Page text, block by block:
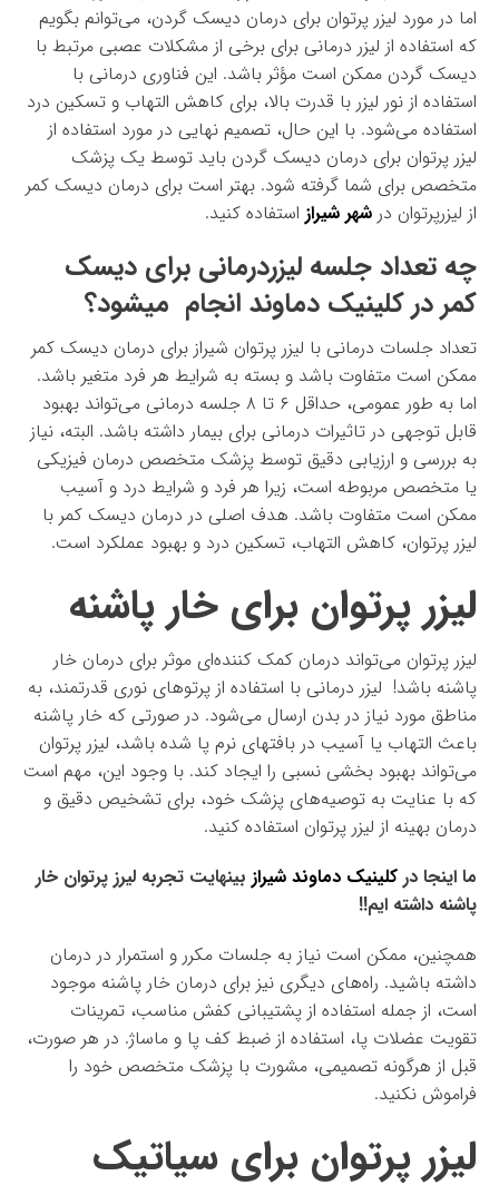
اما در مورد لیزر پرتوان برای درمان دیسک گردن، می‌توانم بگویم
که استفاده از لیزر درمانی برای برخی از مشکلات عصبی مرتبط با
دیسک گردن ممکن است مؤثر باشد. این فناوری درمانی با
استفاده از نور لیزر با قدرت بالا، برای کاهش التهاب و تسکین درد
استفاده می‌شود. با این حال، تصمیم نهایی در مورد استفاده از
لیزر پرتوان برای درمان دیسک گردن باید توسط یک پزشک
متخصص برای شما گرفته شود. بهتر است برای درمان دیسک کمر
از لیزرپرتوان در شهر شیراز استفاده کنید.
چه تعداد جلسه لیزردرمانی برای دیسک
کمر در کلینیک دماوند انجام میشود؟
تعداد جلسات درمانی با لیزر پرتوان شیراز برای درمان دیسک کمر
ممکن است متفاوت باشد و بسته به شرایط هر فرد متغیر باشد.
اما به طور عمومی، حداقل ۶ تا ۸ جلسه درمانی می‌تواند بهبود
قابل توجهی در تاثیرات درمانی برای بیمار داشته باشد. البته، نیاز
به بررسی و ارزیابی دقیق توسط پزشک متخصص درمان فیزیکی
یا متخصص مربوطه است، زیرا هر فرد و شرایط درد و آسیب
ممکن است متفاوت باشد. هدف اصلی در درمان دیسک کمر با
لیزر پرتوان، کاهش التهاب، تسکین درد و بهبود عملکرد است.
لیزر پرتوان برای خار پاشنه
لیزر پرتوان می‌تواند درمان کمک کننده‌ای موثر برای درمان خار
پاشنه باشد! لیزر درمانی با استفاده از پرتوهای نوری قدرتمند، به
مناطق مورد نیاز در بدن ارسال می‌شود. در صورتی که خار پاشنه
باعث التهاب یا آسیب در بافتهای نرم پا شده باشد، لیزر پرتوان
می‌تواند بهبود بخشی نسبی را ایجاد کند. با وجود این، مهم است
که با عنایت به توصیه‌های پزشک خود، برای تشخیص دقیق و
درمان بهینه از لیزر پرتوان استفاده کنید.
ما اینجا در کلینیک دماوند شیراز بینهایت تجربه لیرز پرتوان خار
پاشنه داشته ایم!!
همچنین، ممکن است نیاز به جلسات مکرر و استمرار در درمان
داشته باشید. راه‌های دیگری نیز برای درمان خار پاشنه موجود
است، از جمله استفاده از پشتیبانی کفش مناسب، تمرینات
تقویت عضلات پا، استفاده از ضبط کف پا و ماساژ. در هر صورت،
قبل از هرگونه تصمیمی، مشورت با پزشک متخصص خود را
فراموش نکنید.
لیزر پرتوان برای سیاتیک